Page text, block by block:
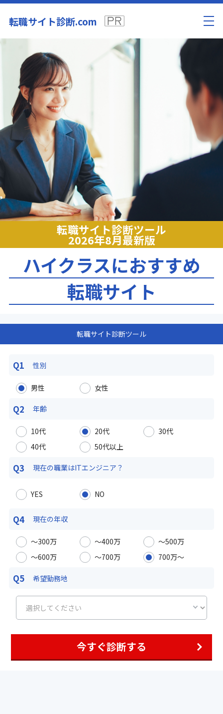
転職サイト診断.com
転職サイト診断ツール
2026年8月最新版
ハイクラスにおすすめ
転職サイト
転職サイト診断ツール
Q1 性別
男性 女性
Q2 年齢
10代 20代
30代
40代
50代以上
Q3 現在の職業はITエンジニア？
YES NO
Q4 現在の年収
〜300万 〜400万
〜500万
〜600万
〜700万 700万〜
Q5 希望勤務地
今すぐ診断する